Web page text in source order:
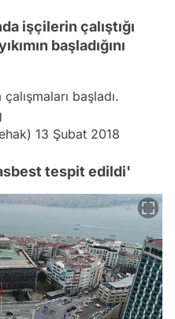
işçilerin çalıştığı
başladığını
başladı.
13 Şubat 2018
tespit edildi'